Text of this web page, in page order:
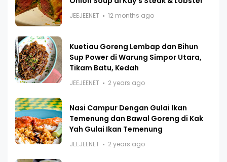
JEEJEENET 12 months ago
Kuetiau Goreng Lembap dan Bihun
Sup Power di Warung Simpor Utara,
Tikam Batu, Kedah
JEEJEENET 2 years ago
Nasi Campur Dengan Gulai Ikan
Temenung dan Bawal Goreng di Kak
Yah Gulai Ikan Temenung
JEEJEENET 2 years ago